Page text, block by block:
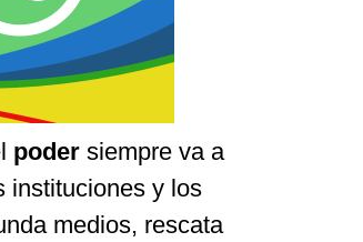
poder siempre va a
instituciones y los
medios, rescata